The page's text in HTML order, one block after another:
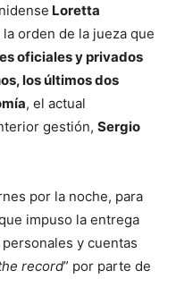
Loretta
orden de la jueza que
oficiales y privados
los últimos dos
, el actual
gestión, Sergio
por la noche, para
impuso la entrega
y cuentas
record” por parte de